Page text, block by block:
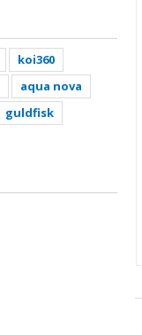
koi360
aqua nova
guldfisk